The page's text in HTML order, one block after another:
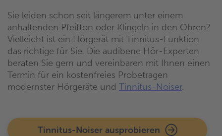
Sie leiden schon seit längerem unter einem
anhaltenden Pfeifton oder Klingeln in den Ohren?
Vielleicht ist ein Hörgerät mit Tinnitus-Funktion
das richtige für Sie. Die audibene Hör-Experten
beraten Sie gern und vereinbaren mit Ihnen einen
Termin für ein kostenfreies Probetragen
modernster Hörgeräte und Tinnitus-Noiser.
Tinnitus-Noiser ausprobieren